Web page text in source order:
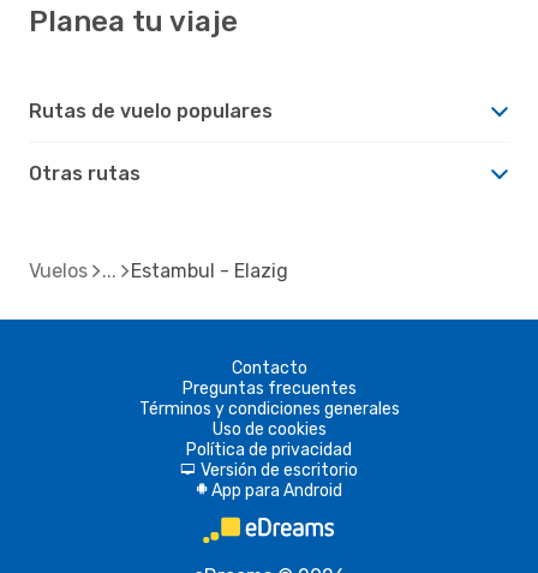
Planea tu viaje
Rutas de vuelo populares
Otras rutas
Vuelos Estambul - Elazig
Contacto
Preguntas frecuentes
Términos y condiciones generales
Uso de cookies
Política de privacidad
d Versión de escritorio
A App para Android